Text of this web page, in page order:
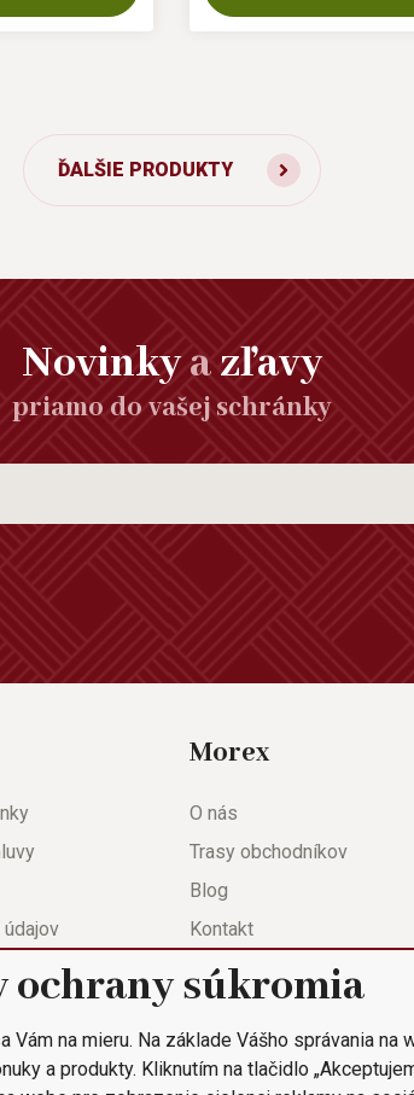
ĎALŠIE PRODUKTY
Novinkyazľavy
priamo do vašej schránky
údajov
Morex
O nás
Trasy obchodníkov
Blog
Kontakt
Nastavenie súkromia
ochrany súkromia
Vám na mieru. Na základe Vášho správania
a produkty. Kliknutím na tlačidlo